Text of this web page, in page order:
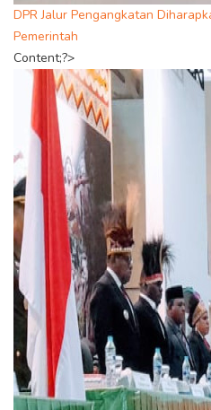
DPR Jalur Pengangkatan
Pemerintah
Content;?>